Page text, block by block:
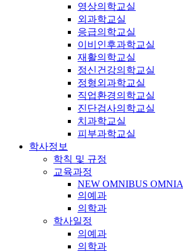
영상의학교실
외과학교실
응급의학교실
이비인후과학교실
재활의학교실
정신건강의학교실
정형외과학교실
직업환경의학교실
진단검사의학교실
치과학교실
피부과학교실
학사정보
학칙 및 규정
교육과정
NEW OMNIBUS OMNIA
의예과
의학과
학사일정
의예과
의학과